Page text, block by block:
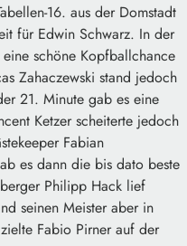
16. aus der Domstadt
für Edwin Schwarz. In der
schöne Kopfballchance
Zahaczewski stand jedoch
21. Minute gab es eine
Ketzer scheiterte jedoch
Fabian
es dann die bis dato beste
Philipp Hack lief
seinen Meister aber in
Fabio Pirner auf der